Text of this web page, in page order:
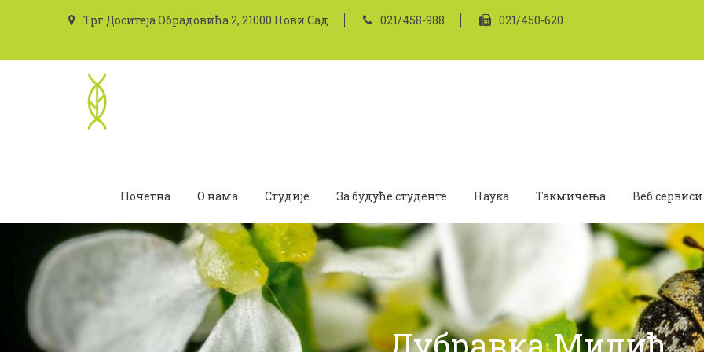
Трг Доситеја Обрадовића 2, 21000 Нови Сад 021/458-988 021/450-620
Почетна О нама Студије За будуће студенте Наука Такмичења Веб сервиси